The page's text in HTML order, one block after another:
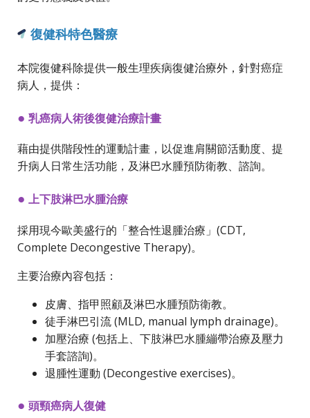
復健科特色醫療
本院復健科除提供一般生理疾病復健治療外，針對癌症
病人，提供：
● 乳癌病人術後復健治療計畫
藉由提供階段性的運動計畫，以促進肩關節活動度、提
升病人日常生活功能，及淋巴水腫預防衛教、諮詢。
● 上下肢淋巴水腫治療
採用現今歐美盛行的「整合性退腫治療」(CDT,
Complete Decongestive Therapy)。
主要治療內容包括：
皮膚、指甲照顧及淋巴水腫預防衛教。
徒手淋巴引流 (MLD, manual lymph drainage)。
加壓治療 (包括上、下肢淋巴水腫繃帶治療及壓力
手套諮詢)。
退腫性運動 (Decongestive exercises)。
● 頭頸癌病人復健